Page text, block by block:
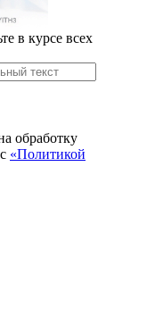
в курсе всех
обработку
«Политикой